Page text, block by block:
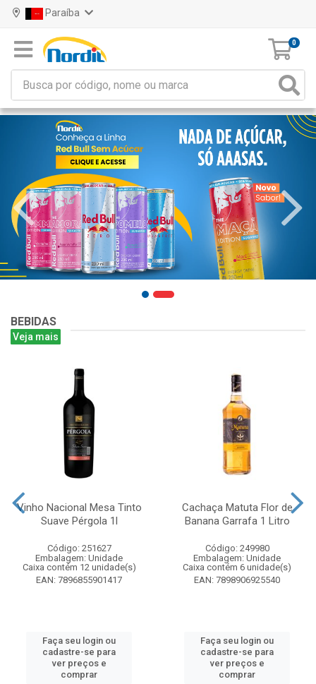
Paraíba
0
BEBIDAS
Veja mais
Vinho Nacional Mesa Tinto
Suave Pérgola 1l
Código: 251627
Embalagem: Unidade
Caixa contém 12 unidade(s)
EAN: 7896855901417
Faça seu login ou
cadastre-se para
ver preços e
comprar
Cachaça Matuta Flor de
Banana Garrafa 1 Litro
Código: 249980
Embalagem: Unidade
Caixa contém 6 unidade(s)
EAN: 7898906925540
Faça seu login ou
cadastre-se para
ver preços e
comprar